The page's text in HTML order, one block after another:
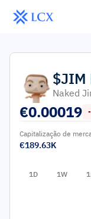
$JIM
Naked
€0.00019
Capitalização de
€189.63K
1D 1W